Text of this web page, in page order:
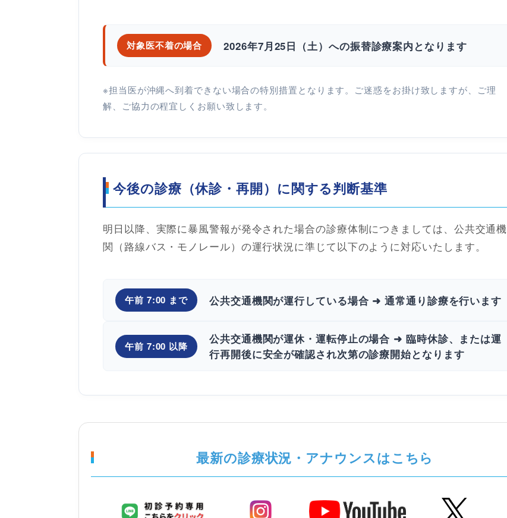
対象医不着の場合 2026年7月25日（土）への振替診療案内となります
※担当医が沖縄へ到着できない場合の特別措置となります。ご迷惑をお掛け致しますが、ご理
解、ご協力の程宜しくお願い致します。
今後の診療（休診・再開）に関する判断基準
明日以降、実際に暴風警報が発令された場合の診療体制につきましては、公共交通機
関（路線バス・モノレール）の運行状況に準じて以下のように対応いたします。
午前 7:00 まで 公共交通機関が運行している場合 ➜ 通常通り診療を行います
午前 7:00 以降
公共交通機関が運休・運転停止の場合 ➜ 臨時休診、または運
行再開後に安全が確認され次第の診療開始となります
最新の診療状況・アナウンスはこちら